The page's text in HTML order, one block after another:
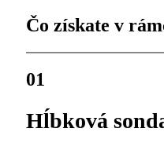
Čo získate v
01
Hĺbková